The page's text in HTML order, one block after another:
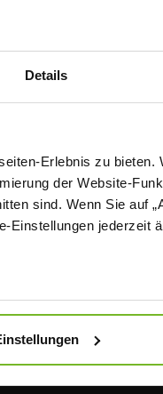
Details
Erlebnis zu
der Website-
sind. Wenn Sie auf
Einstellungen jederzeit
von
mit
SÜD-OST